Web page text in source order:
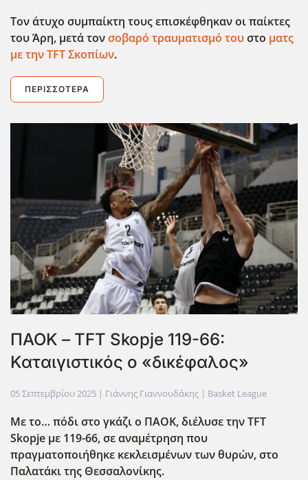
Τον άτυχο συμπαίκτη τους επισκέφθηκαν οι παίκτες
του Άρη, μετά τονσοβαρό τραυματισμό τουστο ματς
με την TFTΣκοπίων.
ΠΕΡΙΣΣΌΤΕΡΑ
ΠΑΟΚ – TFT Skopje 119-66:
Καταιγιστικός ο «δικέφαλος»
05 Σεπτεμβρίου 2025 | Γιάννης Γιαννουδάκης | Basket League
Με το… πόδι στο γκάζι ο ΠΑΟΚ, διέλυσε την TFT
Skopje με 119-66, σε αναμέτρηση που
πραγματοποιήθηκε κεκλεισμένων των θυρών, στο
Παλατάκι της Θεσσαλονίκης.